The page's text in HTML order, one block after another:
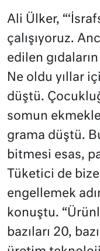
Ali Ülker,
çalışıyoruz.
edilen
Ne oldu yıllar
düştü.
somun
grama düştü.
bitmesi esas,
Tüketici de
engellemek
konuştu.
bazıları 20,